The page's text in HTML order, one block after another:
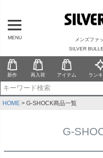
MENU
メンズファ
SILVER
新作 再入荷 アイテム ラン
HOME G-SHOCK商品一覧
G-
商品番号/JANコード
並び順
新着順
登録順
価格が安い順
価格が高い順
キーワードヒット順
検索